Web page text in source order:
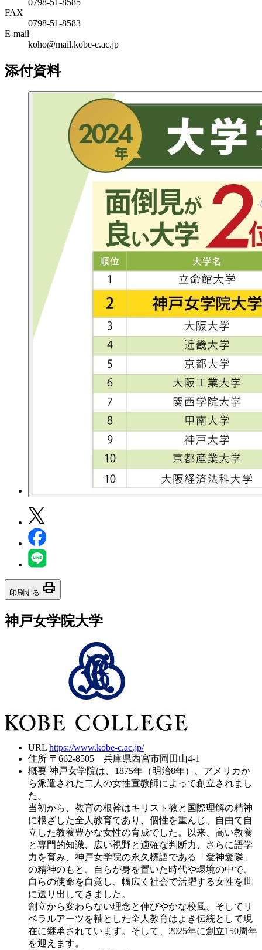
FAX
0798-51-8583
E-mail
koho@mail.kobe-c.ac.jp
添付資料
印刷する print
神戸女学院大学
URL https://www.kobe-c.ac.jp/
住所 〒662-8505 兵庫県西宮市岡田山4-1
概要 神戸女学院は、1875年（明治8年）、アメリカか
ら派遣された二人の女性宣教師によって創立されまし
た。
当初から、教育の根幹はキリスト教と国際理解の精神
に根ざした全人教育であり、個性を重んじ、自由で自
立した教養豊かな女性の育成でした。以来、高い教養
と専門的知識、広い視野と適確な判断力、さらに語学
力を育み、神戸女学院の永久標語である「愛神愛隣」
の精神のもと、自らが身を置いた時代や環境の中で、
自らの使命を自覚し、幅広く社会で活躍する女性を世
に送り出してきました。
創立から変わらない理念と伸びやかな校風、そしてリ
ベラルアーツを軸とした全人教育はよき伝統として現
在に継承されています。そして、2025年に創立150周年
を迎えます。